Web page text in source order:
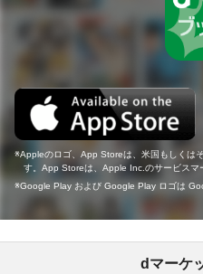
Appleのロゴ、App Storeは、米国もしくは
す。App Storeは、Apple Inc.のサービスマ
Google Play および Google Play ロゴは
dマーケ